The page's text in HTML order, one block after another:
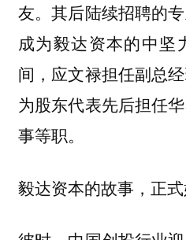
友。其后陆续招聘的
成为毅达资本的中坚
间，应文禄担任副总
为股东代表先后担任
事等职。
毅达资本的故事，正式